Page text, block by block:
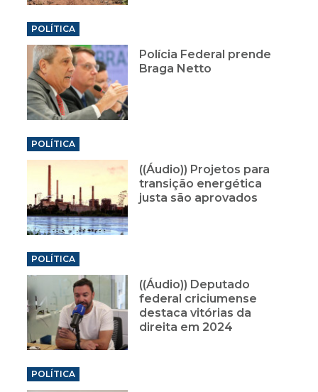
POLÍTICA
Polícia Federal prende
Braga Netto
POLÍTICA
((Áudio)) Projetos para
transição energética
justa são aprovados
POLÍTICA
((Áudio)) Deputado
federal criciumense
destaca vitórias da
direita em 2024
POLÍTICA